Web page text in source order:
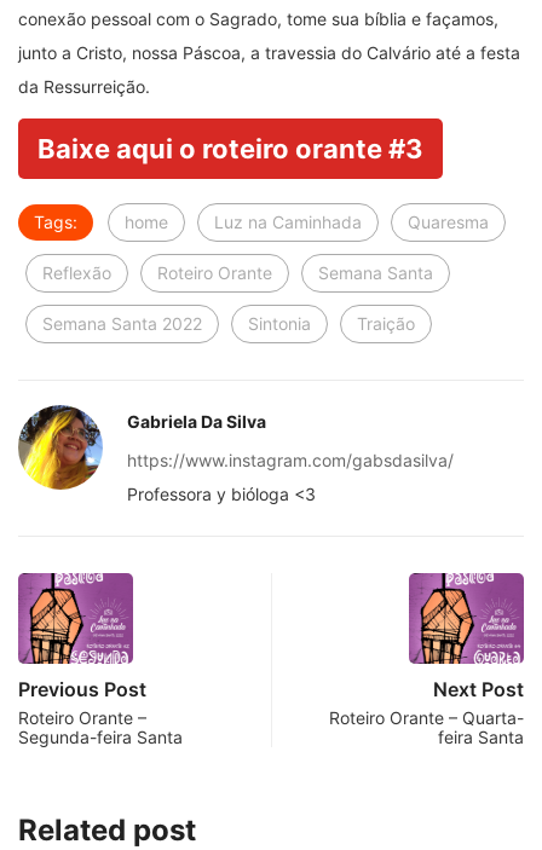
conexão pessoal com o Sagrado, tome sua bíblia e façamos,
junto a Cristo, nossa Páscoa, a travessia do Calvário até a festa
da Ressurreição.
Baixe aqui o roteiro orante #3
Tags: home Luz na Caminhada Quaresma
Reflexão Roteiro Orante Semana Santa
Semana Santa 2022 Sintonia Traição
Gabriela Da Silva
https://www.instagram.com/gabsdasilva/
Professora y bióloga <3
Previous Post
Roteiro Orante –
Segunda-feira Santa
Next Post
Roteiro Orante – Quarta-
feira Santa
Related post